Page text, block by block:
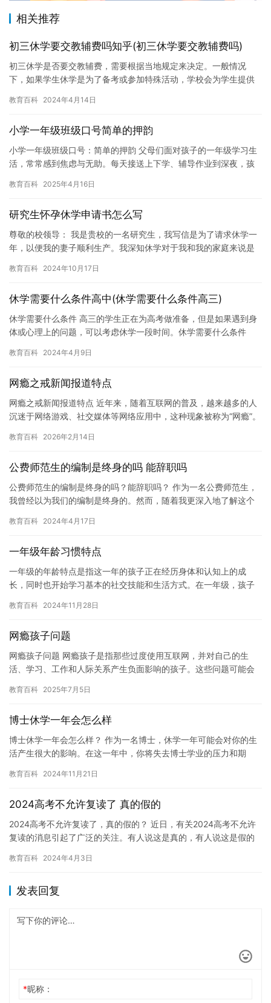
相关推荐
初三休学要交教辅费吗知乎(初三休学要交教辅费吗)
初三休学是否要交教辅费，需要根据当地规定来决定。一般情况
下，如果学生休学是为了备考或参加特殊活动，学校会为学生提供
病或其他…
教育百科 2024年4月14日
小学一年级班级口号简单的押韵
小学一年级班级口号：简单的押韵 父母们面对孩子的一年级学习生
活，常常感到焦虑与无助。每天接送上下学、辅导作业到深夜，孩
足，…
教育百科 2025年4月16日
研究生怀孕休学申请书怎么写
尊敬的校领导： 我是贵校的一名研究生，我写信是为了请求休学一
年，以便我的妻子顺利生产。我深知休学对于我和我的家庭来说是
照顾…
教育百科 2024年10月17日
休学需要什么条件高中(休学需要什么条件高三)
休学需要什么条件 高三的学生正在为高考做准备，但是如果遇到身
体或心理上的问题，可以考虑休学一段时间。休学需要什么条件
教育百科 2024年4月9日
网瘾之戒新闻报道特点
网瘾之戒新闻报道特点 近年来，随着互联网的普及，越来越多的人
沉迷于网络游戏、社交媒体等网络应用中，这种现象被称为“网瘾”。
教育百科 2026年2月14日
公费师范生的编制是终身的吗 能辞职吗
公费师范生的编制是终身的吗？能辞职吗？ 作为一名公费师范生，
我曾经以为我们的编制是终身的。然而，随着我更深入地了解这个
身的…
教育百科 2024年4月17日
一年级年龄习惯特点
一年级的年龄特点是指这一年的孩子正在经历身体和认知上的成
长，同时也开始学习基本的社交技能和生活方式。在一年级，孩子
风俗。 …
教育百科 2024年11月28日
网瘾孩子问题
网瘾孩子问题 网瘾孩子是指那些过度使用互联网，并对自己的生
活、学习、工作和人际关系产生负面影响的孩子。这些问题可能会
至可能…
教育百科 2025年7月5日
博士休学一年会怎么样
博士休学一年会怎么样？ 作为一名博士，休学一年可能会对你的生
活产生很大的影响。在这一年中，你将失去博士学业的压力和期
新审…
教育百科 2024年11月21日
2024高考不允许复读了 真的假的
2024高考不允许复读了，真的假的？ 近日，有关2024高考不允许
复读的消息引起了广泛的关注。有人说这是真的，有人说这是假的
教育百科 2024年4月3日
发表回复
*昵称：